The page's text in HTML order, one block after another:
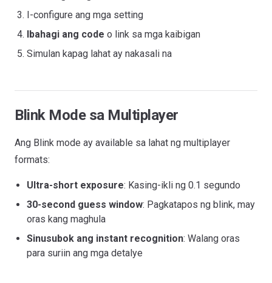
I-configure ang mga setting
Ibahagi ang code o link sa mga kaibigan
Simulan kapag lahat ay nakasali na
Blink Mode sa Multiplayer
Ang Blink mode ay available sa lahat ng multiplayer
formats:
Ultra-short exposure: Kasing-ikli ng 0.1 segundo
30-second guess window: Pagkatapos ng blink, may
oras kang maghula
Sinusubok ang instant recognition: Walang oras
para suriin ang mga detalye